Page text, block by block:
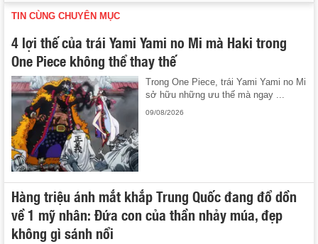
TIN CÙNG CHUYÊN MỤC
4 lợi thế của trái Yami Yami no Mi mà Haki trong
One Piece không thể thay thế
Trong One Piece, trái Yami Yami no Mi
sở hữu những ưu thế mà ngay ...
09/08/2026
Hàng triệu ánh mắt khắp Trung Quốc đang đổ dồn
về 1 mỹ nhân: Đứa con của thần nhảy múa, đẹp
không gì sánh nổi